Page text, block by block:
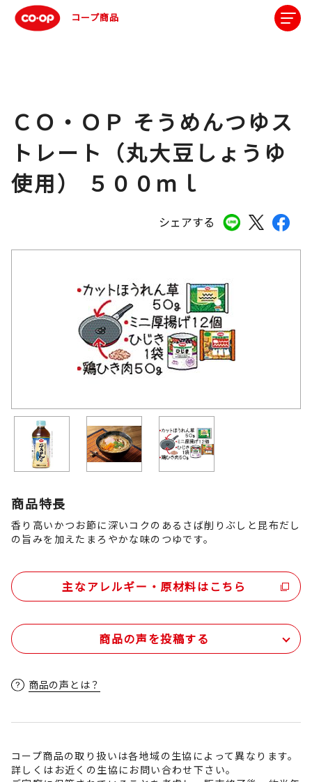
コープ商品
シェアする
ＣＯ・ＯＰ そうめんつゆス
トレート（丸大豆しょうゆ
使用） ５００ｍｌ
商品特長
香り高いかつお節に深いコクのあるさば削りぶしと昆布だし
の旨みを加えたまろやかな味のつゆです。
主なアレルギー・原材料はこちら
商品の声を投稿する
商品の声とは？
コープ商品の取り扱いは各地域の生協によって異なります。
詳しくはお近くの生協にお問い合わせ下さい。